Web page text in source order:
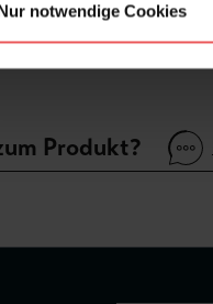
notwendige Cookies
Produkt?